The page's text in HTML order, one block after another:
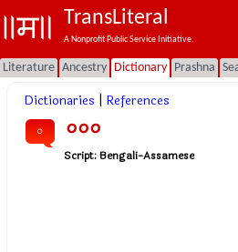
TransLiteral
A Nonprofit Public Service Initiative.
Literature Ancestry Dictionary Prashna
Dictionaries References
০ ০০০
Script:Bengali-Assamese